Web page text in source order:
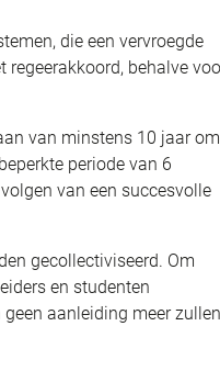
die een vervroegde
behalve
van minstens 10 jaar om
periode van 6
van een succesvolle
gecollectiviseerd. Om
en studenten
aanleiding meer zullen